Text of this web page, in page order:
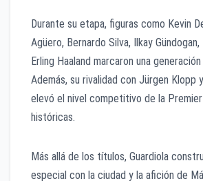
Durante su etapa, figuras como Kevin
Agüero, Bernardo Silva, Ilkay
Erling Haaland marcaron una
Además, su rivalidad con Jürgen Klopp
elevó el nivel competitivo de la
históricas.
Más allá de los títulos, Guardiola
especial con la ciudad y la afición de